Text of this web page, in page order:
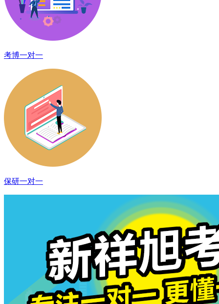
考博一对一
保研一对一